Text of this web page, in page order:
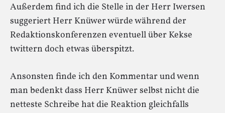
Außerdem find ich die Stelle in der Herr Iwersen
suggeriert Herr Knüwer würde während der
Redaktionskonferenzen eventuell über Kekse
twittern doch etwas überspitzt.
Ansonsten finde ich den Kommentar und wenn
man bedenkt dass Herr Knüwer selbst nicht die
netteste Schreibe hat die Reaktion gleichfalls